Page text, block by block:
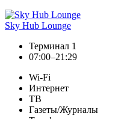
Sky Hub Lounge
Терминал 1
07:00–21:29
Wi-Fi
Интернет
ТВ
Газеты/Журналы